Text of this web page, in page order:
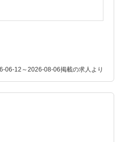
06-12～2026-08-06掲載の求人より